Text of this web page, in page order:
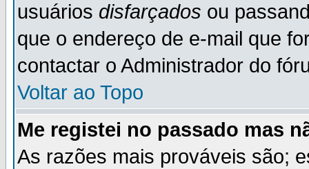
usuários disfarçados ou
que o endereço de e-mail que
contactar o Administrador do
Voltar ao Topo
Me registei no passado mas
As razões mais prováveis são;